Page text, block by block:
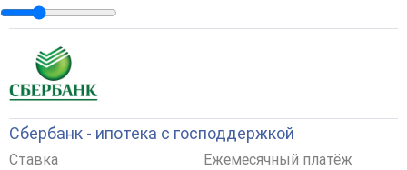
Сбербанк - ипотека с господдержкой
Ставка
Ежемесячный платёж